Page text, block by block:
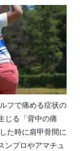
フで痛める症状の
じる「背中の痛
た時に肩甲骨間に
ンプロやアマチュ